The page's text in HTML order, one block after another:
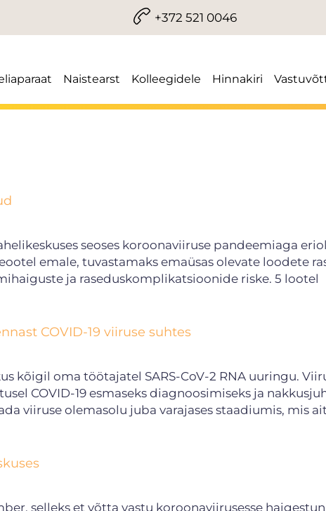
+372 521 0046
Naistearst Kolleegidele Hinnakiri
seoses koroonaviiruse pandeemiaga
emale, tuvastamaks emaüsas olevate loodete
ja raseduskomplikatsioonide riske. 5 lootel
COVID-19 viiruse suhtes
kõigil oma töötajatel SARS-CoV-2 RNA uuringu.
COVID-19 esmaseks diagnoosimiseks ja
viiruse olemasolu juba varajases staadiumis, mis
selleks et võtta vastu koroonaviirusesse